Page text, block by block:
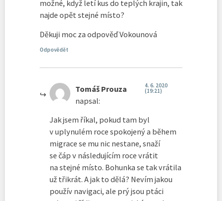
možné, když letí kus do teplých krajin, tak
najde opět stejné místo?
Děkuji moc za odpověď Vokounová
Odpovědět
Tomáš Prouza
napsal:
4. 6. 2020
(19:21)
Jak jsem říkal, pokud tam byl
v uplynulém roce spokojený a během
migrace se mu nic nestane, snaží
se čáp v následujícím roce vrátit
na stejné místo. Bohunka se tak vrátila
už třikrát. A jak to dělá? Nevím jakou
použív navigaci, ale prý jsou ptáci